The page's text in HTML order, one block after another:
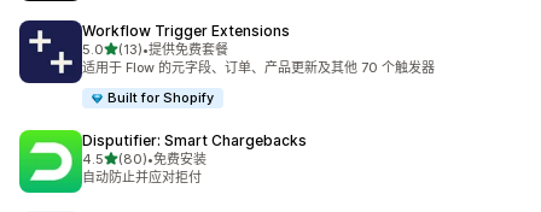
Workflow Trigger Extensions
5.0星（满分 5 星）
(13)
总共 13 条评论
•提供免费套餐
适用于 Flow 的元字段、订单、产品更新及其他 70 个触发器
Built for Shopify
Disputifier: Smart Chargebacks
4.5星（满分 5 星）
(80)
总共 80 条评论
•免费安装
自动防止并应对拒付